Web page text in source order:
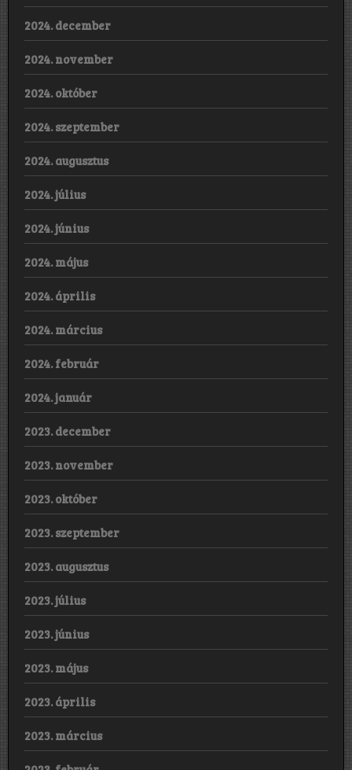
2024. december
2024. november
2024. október
2024. szeptember
2024. augusztus
2024. július
2024. június
2024. május
2024. április
2024. március
2024. február
2024. január
2023. december
2023. november
2023. október
2023. szeptember
2023. augusztus
2023. július
2023. június
2023. május
2023. április
2023. március